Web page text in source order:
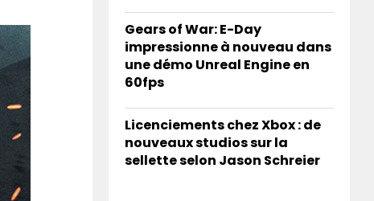
Gears of War: E-Day
impressionne à nouveau dans
une démo Unreal Engine en
60fps
Licenciements chez Xbox : de
nouveaux studios sur la
sellette selon Jason Schreier